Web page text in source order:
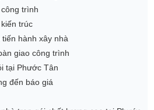
trình
trúc
hành xây nhà
giao công trình
tại Phước Tân
đến báo giá